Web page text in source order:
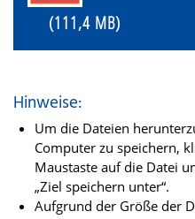
(111,4 MB)
Hinweise:
Um die Dateien
Computer zu speichern,
Maustaste auf die Datei
„Ziel speichern unter“.
Aufgrund der Größe der